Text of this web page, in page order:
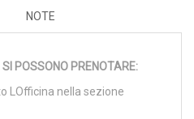
NOTE
POSSONO PRENOTARE:
LOfficina nella sezione